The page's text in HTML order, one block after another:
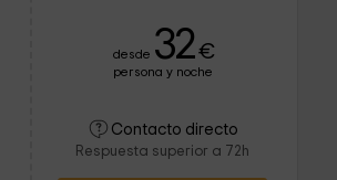
desde 32€
persona y noche
Contacto directo
Respuesta superior a 72h